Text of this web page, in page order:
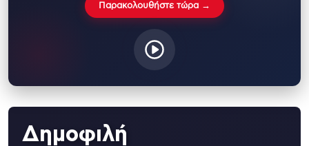
Παρακολουθήστε τώρα →
Δημοφιλή